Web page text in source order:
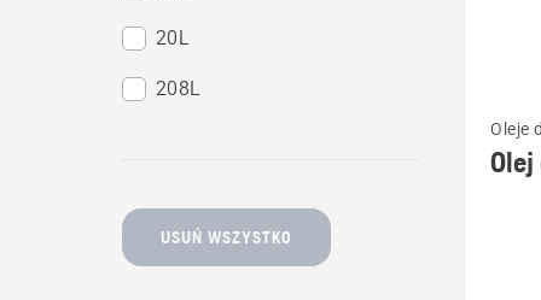
20L
208L
USUŃ WSZYSTKO
więcej
Oleje